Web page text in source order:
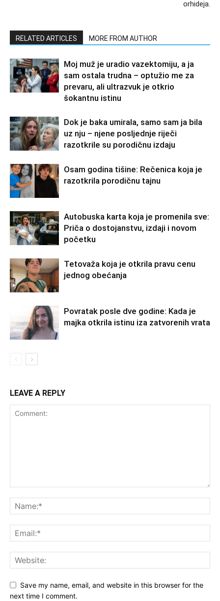
orhideja.
RELATED ARTICLES MORE FROM AUTHOR
Moj muž je uradio vazektomiju, a ja
sam ostala trudna – optužio me za
prevaru, ali ultrazvuk je otkrio
šokantnu istinu
Dok je baka umirala, samo sam ja bila
uz nju – njene posljednje riječi
razotkrile su porodičnu izdaju
Osam godina tišine: Rečenica koja je
razotkrila porodičnu tajnu
Autobuska karta koja je promenila sve:
Priča o dostojanstvu, izdaji i novom
početku
Tetovaža koja je otkrila pravu cenu
jednog obećanja
Povratak posle dve godine: Kada je
majka otkrila istinu iza zatvorenih vrata
LEAVE A REPLY
Save my name, email, and website in this browser for the
next time I comment.